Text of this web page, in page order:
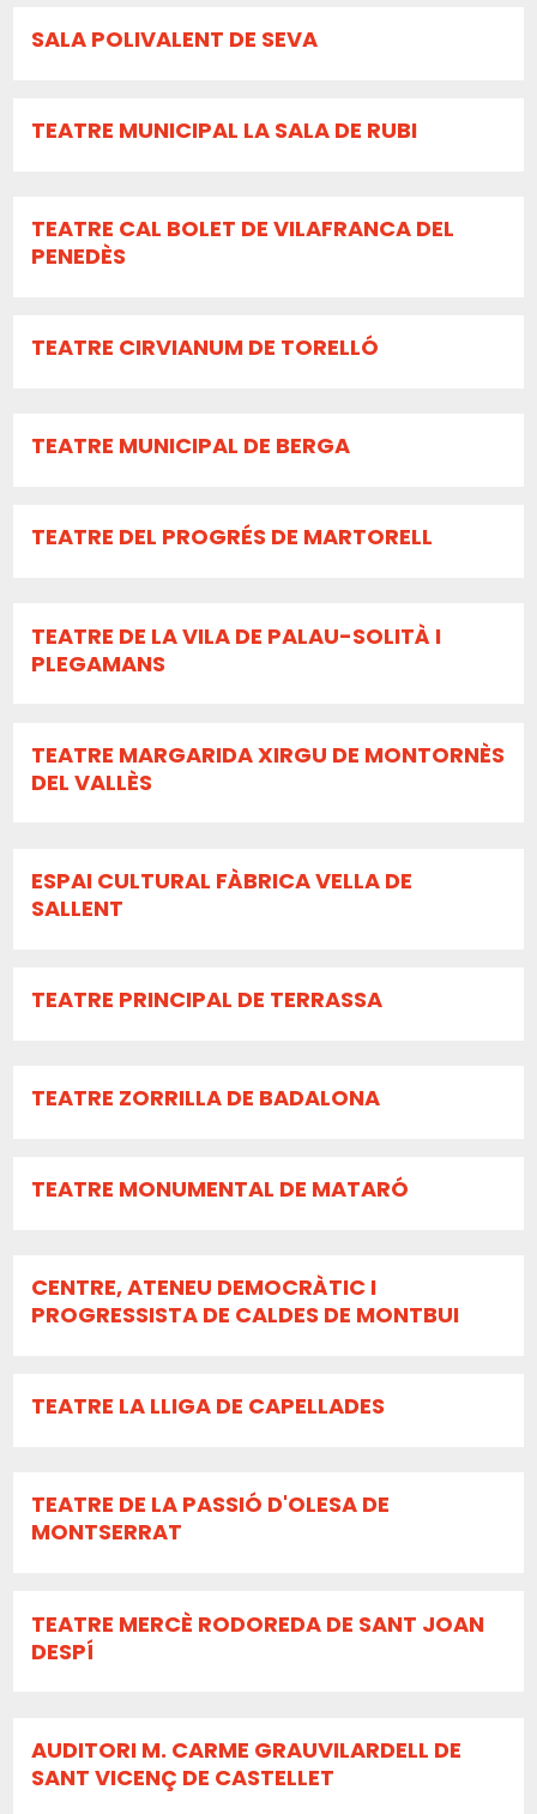
SALA POLIVALENT DE SEVA
TEATRE MUNICIPAL LA SALA DE RUBI
TEATRE CAL BOLET DE VILAFRANCA DEL
PENEDÈS
TEATRE CIRVIANUM DE TORELLÓ
TEATRE MUNICIPAL DE BERGA
TEATRE DEL PROGRÉS DE MARTORELL
TEATRE DE LA VILA DE PALAU-SOLITÀ I
PLEGAMANS
TEATRE MARGARIDA XIRGU DE MONTORNÈS
DEL VALLÈS
ESPAI CULTURAL FÀBRICA VELLA DE
SALLENT
TEATRE PRINCIPAL DE TERRASSA
TEATRE ZORRILLA DE BADALONA
TEATRE MONUMENTAL DE MATARÓ
CENTRE, ATENEU DEMOCRÀTIC I
PROGRESSISTA DE CALDES DE MONTBUI
TEATRE LA LLIGA DE CAPELLADES
TEATRE DE LA PASSIÓ D'OLESA DE
MONTSERRAT
TEATRE MERCÈ RODOREDA DE SANT JOAN
DESPÍ
AUDITORI M. CARME GRAUVILARDELL DE
SANT VICENÇ DE CASTELLET